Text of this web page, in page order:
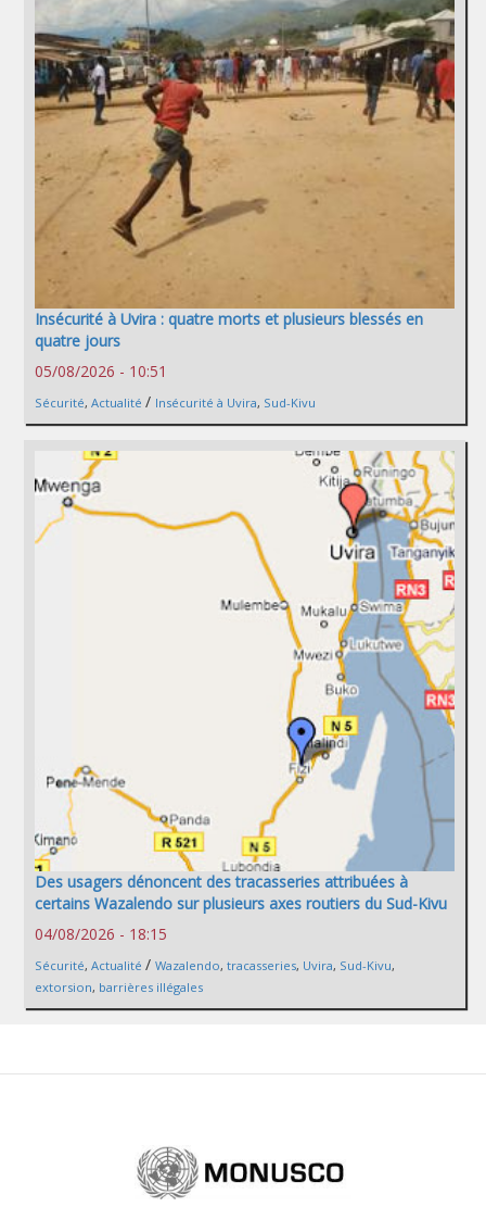
Insécurité à Uvira : quatre morts et plusieurs blessés en
quatre jours
05/08/2026 - 10:51
Sécurité, Actualité / Insécurité à Uvira, Sud-Kivu
Des usagers dénoncent des tracasseries attribuées à
certains Wazalendo sur plusieurs axes routiers du Sud-Kivu
04/08/2026 - 18:15
Sécurité, Actualité / Wazalendo, tracasseries, Uvira, Sud-Kivu,
extorsion, barrières illégales